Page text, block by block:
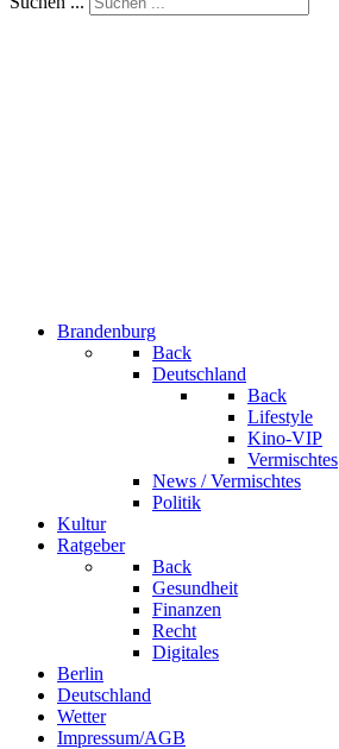
Brandenburg
Back
Deutschland
Back
Lifestyle
Kino-VIP
Vermischtes
News / Vermischtes
Politik
Kultur
Ratgeber
Back
Gesundheit
Finanzen
Recht
Digitales
Berlin
Deutschland
Wetter
Impressum/AGB